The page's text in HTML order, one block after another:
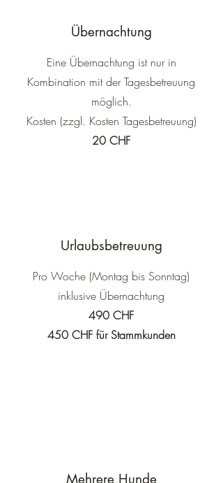
Übernachtung
Eine Übernachtung ist nur in
Kombination mit der Tagesbetreuung
möglich.
Kosten (zzgl. Kosten Tagesbetreuung)
20 CHF​
Urlaubsbetreuung
Pro Woche (Montag bis Sonntag)
inklusive Übernachtung
490 CHF
450 CHF für Stammkunden​
Mehrere Hunde